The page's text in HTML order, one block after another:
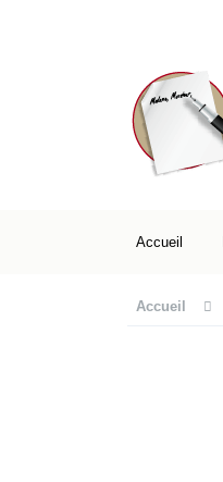
Accueil
Accueil